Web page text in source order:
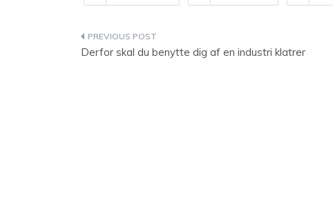
Indlægsnavigation
Derfor skal du benytte dig af en industri klatrer